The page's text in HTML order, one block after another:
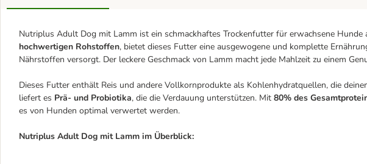
Nutriplus Adult Dog mit Lamm ist ein schmackhaftes Trockenfutter für erwachsene Hunde
hochwertigen Rohstoffen, bietet dieses Futter eine ausgewogene und komplette
Nährstoffen versorgt. Der leckere Geschmack von Lamm macht jede Mahlzeit zu einem
Dieses Futter enthält Reis und andere Vollkornprodukte als Kohlenhydratquellen, die
liefert es Prä- und Probiotika, die die Verdauung unterstützen. Mit 80% des
es von Hunden optimal verwertet werden.
Nutriplus Adult Dog mit Lamm im Überblick: